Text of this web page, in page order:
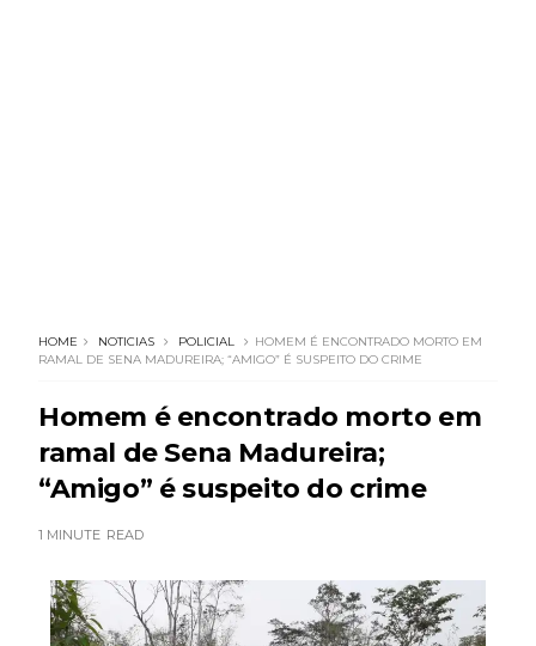
HOME NOTICIAS POLICIAL
HOMEM É ENCONTRADO MORTO EM
RAMAL DE SENA MADUREIRA; “AMIGO” É SUSPEITO DO CRIME
Homem é encontrado morto em
ramal de Sena Madureira;
“Amigo” é suspeito do crime
1 MINUTE READ